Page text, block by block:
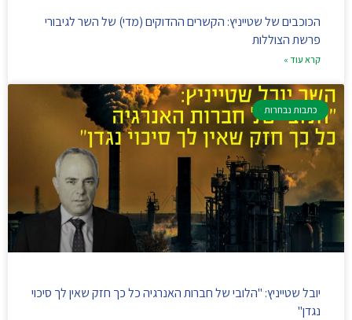
הכוכבים של שטייניץ: הקשרים ההדוקים (מדי) של השר לגיבורי
פרשת הצוללות
קרא עוד »
כתבות נבחרות
יובל שטייניץ: "הלובי של חברות האנרגיה כל כך חזק שאין לך סיכוי
נגדן"